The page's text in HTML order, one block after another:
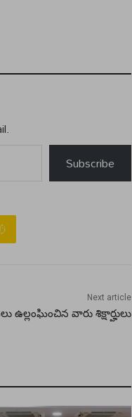
Subscribe
Next article
ఉల్లంఘించిన వారు శిక్షార్హులు